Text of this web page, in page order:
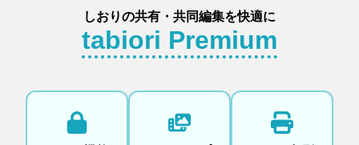
しおりの共有・共同編集を快適に
tabiori Premium